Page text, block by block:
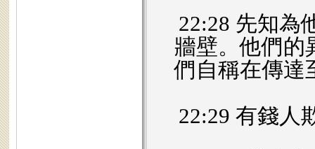
22:28 先知為
牆壁。他們的
們自稱在傳
22:29 有錢人